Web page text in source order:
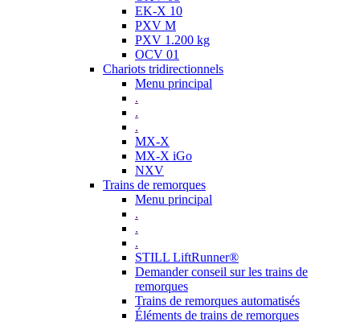
EK-X 10
PXV M
PXV 1.200 kg
OCV 01
Chariots tridirectionnels
Menu principal
.
.
.
MX-X
MX-X iGo
NXV
Trains de remorques
Menu principal
.
.
.
STILL LiftRunner®
Demander conseil sur les trains de
remorques
Trains de remorques automatisés
Éléments de trains de remorques